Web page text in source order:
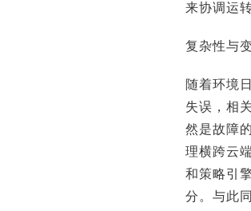
来协调运转
复杂性与
随着环境
失误，相
然是故障
理横跨云
和策略引
分。与此